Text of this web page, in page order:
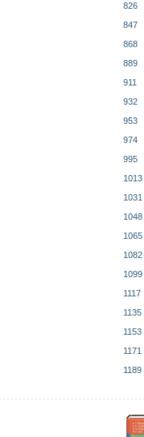
826
847
868
889
911
932
953
974
995
1013
1031
1048
1065
1082
1099
1117
1135
1153
1171
1189